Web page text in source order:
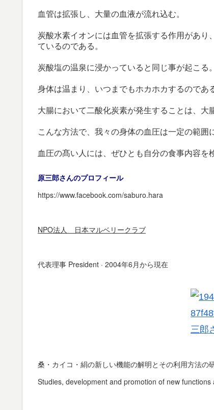
血管は拡張し、大量の血液が流れ込む。
炭酸水素イオンには血管を拡張する作用があ
ているのである。
炭酸塩の温泉に浸かっていると同じ事が起こる。
身体は温まり、いつまでもホカホカするのである
大腸において二酸化炭素が発生することは、大
こんな方法で、我々の身体の血圧は一定の範囲
血圧の髙い人には、ぜひとも自分の食事内容を
原三郎さんのプロフィール
https://www.facebook.com/saburo.hara
NPO法人 日本マルベリークラブ
代表理事 President · 2004年6月から現在
桑・カイコ・絹の新しい機能の解明とその利用方法の
Studies, development and promotion of new